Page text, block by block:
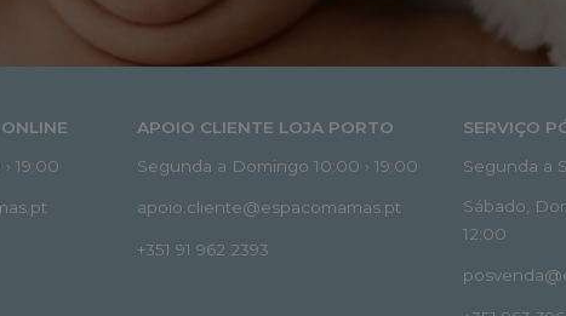
19:00
APOIO CLIENTE LOJA PORTO
Segunda a Domingo 10:00 › 19:00
apoio.cliente@espacomamas.pt
+351 91 962 2393
SERVIÇO
Segunda a
Sábado,
12:00